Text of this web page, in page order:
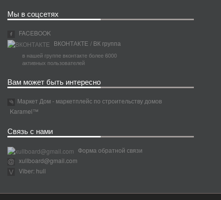
Мы в соцсетях
FACEBOOK
ВКОНТАКТЕ / ВК группа
в нашей группе вконтакте более 6000
активных пользователей
Вам может быть интересно
Маркет Дом - маркетплейс по строительству домов
Karamel™
Связь с нами
Форма обратной связи
xullboard@gmail.com
Viber: hull